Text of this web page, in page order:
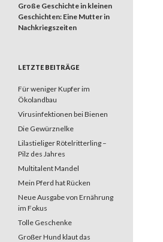
Große Geschichte in kleinen
Geschichten: Eine Mutter in
Nachkriegszeiten
LETZTE BEITRÄGE
Für weniger Kupfer im
Ökolandbau
Virusinfektionen bei Bienen
Die Gewürznelke
Lilastieliger Rötelritterling –
Pilz des Jahres
Multitalent Mandel
Mein Pferd hat Rücken
Neue Ausgabe von Ernährung
im Fokus
Tolle Geschenke
Großer Hund klaut das